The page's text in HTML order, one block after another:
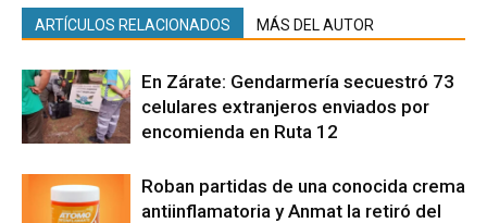
ARTÍCULOS RELACIONADOS MÁS DEL AUTOR
En Zárate: Gendarmería secuestró 73
celulares extranjeros enviados por
encomienda en Ruta 12
Roban partidas de una conocida crema
antiinflamatoria y Anmat la retiró del